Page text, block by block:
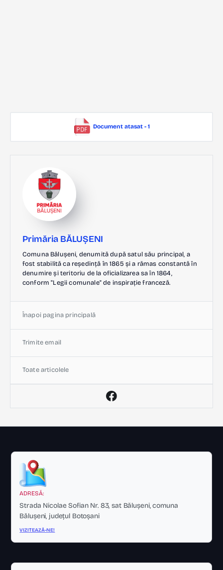
Document atasat - 1
Primăria BĂLUȘENI
Comuna Bălușeni, denumită după satul său principal, a
fost stabilită ca reședință în 1865 și a rămas constantă în
denumire și teritoriu de la oficializarea sa în 1864,
conform "Legii comunale" de inspirație franceză.
Înapoi pagina principală
Trimite email
Toate articolele
ADRESĂ:
Strada Nicolae Sofian Nr. 83, sat Bălușeni, comuna
Bălușeni, județul Botoșani
VIZITEAZĂ-NE!